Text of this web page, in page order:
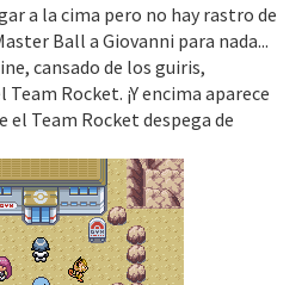
a la cima pero no hay rastro de
Ball a Giovanni para nada...
cansado de los guiris,
Rocket. ¡Y encima aparece
el Team Rocket despega de